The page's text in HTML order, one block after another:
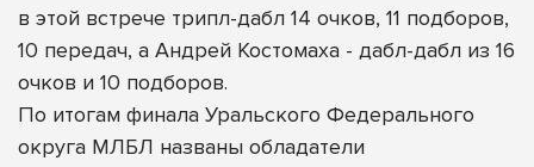
в этой встрече трипл-дабл 14 очков, 11 подборов,
10 передач, а Андрей Костомаха - дабл-дабл из 16
очков и 10 подборов.
По итогам финала Уральского Федерального
округа МЛБЛ названы обладатели